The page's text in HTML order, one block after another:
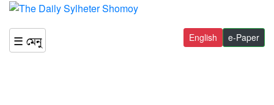
☰ মেনু e-Paper
English